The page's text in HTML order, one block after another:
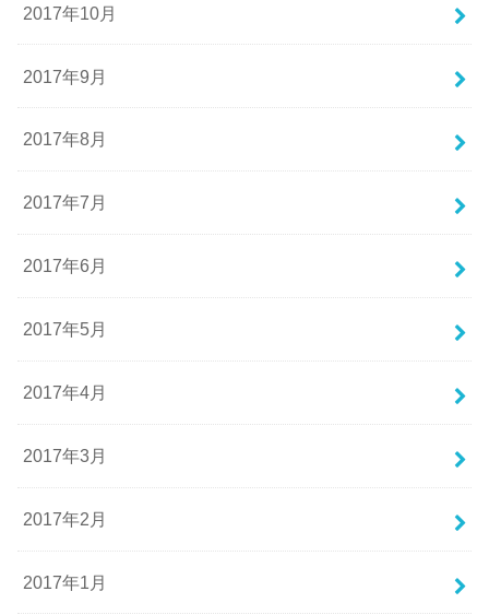
2017年10月
2017年9月
2017年8月
2017年7月
2017年6月
2017年5月
2017年4月
2017年3月
2017年2月
2017年1月